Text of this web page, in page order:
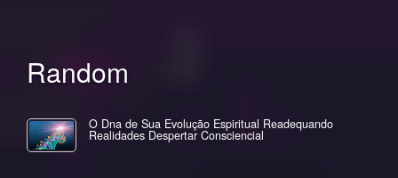
Random
O Dna de Sua Evolução Espiritual Readequando
Realidades Despertar Consciencial